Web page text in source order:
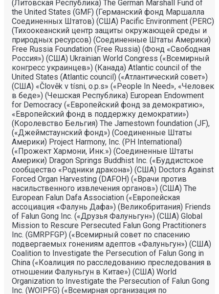
(Литовская Республика) The German Marshall Fund of
the United States (GMF) (Германский фонд Маршалла
Соединенных Штатов) (США) Pacific Environment (PERC)
(Тихоокеанский центр защиты окружающей среды и
природных ресурсов) (Соединенные Штаты Америки)
Free Russia Foundation (Free Russia) (Фонд «Свободная
Россия») (США) Ukrainian World Congress («Всемирный
конгресс украинцев») (Канада) Atlantic council of the
United States (Atlantic council) («Атлантический совет»)
(США) «Člověk v tísni, o.p.s» («People In Need», «Человек
в беде») (Чешская Республика) European Endowment
for Democracy («Европейский фонд за демократию»,
«Европейский фонд в поддержку демократии»)
(Королевство Бельгия) The Jamestown foundation (JF),
(«Джеймстаунский фонд») (Соединенные Штаты
Америки) Project Harmony, Inc. (PH International)
(«Прожект Хармони, Инк.») (Соединенные Штаты
Америки) Dragon Springs Buddhist Inc. («Буддистское
сообщество «Родники дракона») (США) Doctors Against
Forced Organ Harvesting (DAFOH) («Врачи против
насильственного извлечения органов») (США) The
European Falun Dafa Association («Европейская
ассоциация «Фалунь Дафа») (Великобритания) Friends
of Falun Gong Inc. («Друзья Фалуньгун») (США) Global
Mission to Rescure Persecuted Falun Gong Practitioners
Inc. (GMRPFGP) («Всемирный совет по спасению
подвергаемых гонениям адептов «Фалуньгун») (США)
Coalition to Investigate the Persecution of Falun Gong in
China («Коалиция по расследованию преследования в
отношении Фалуньгун в Китае») (США) World
Organization to Investigate the Persecution of Falun Gong
Inc. (WOIPFG) («Всемирная организация по